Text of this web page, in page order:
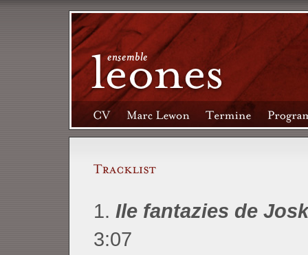
1. Ile fantazies de
3:07